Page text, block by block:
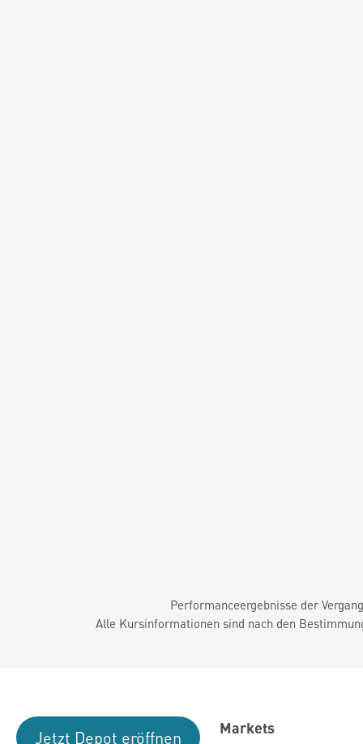
Performanceergebnisse der
Alle Kursinformationen sind nach den
Jetzt Depot eröffnen
Markets